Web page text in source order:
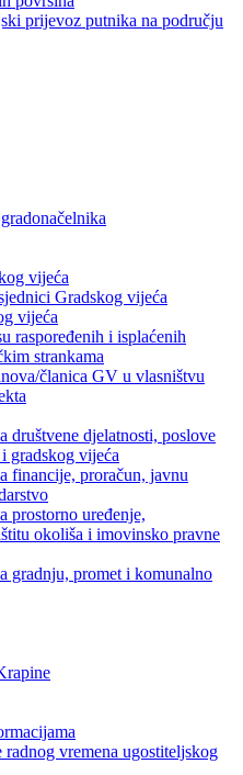
prijevoz putnika na području
vijeća
Gradskog vijeća
vijeća
raspoređenih i isplaćenih
strankama
članica GV u vlasništvu
društvene djelatnosti, poslove
gradskog vijeća
financije, proračun, javnu
prostorno uređenje,
okoliša i imovinsko pravne
gradnju, promet i komunalno
radnog vremena ugostiteljskog